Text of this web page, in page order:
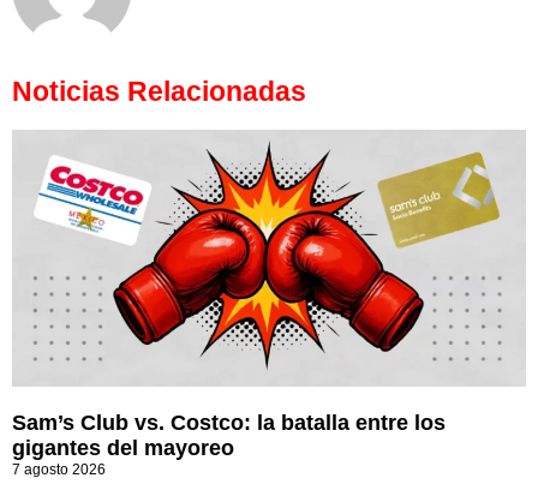
Noticias Relacionadas
Sam’s Club vs. Costco: la batalla entre los
gigantes del mayoreo
7 agosto 2026